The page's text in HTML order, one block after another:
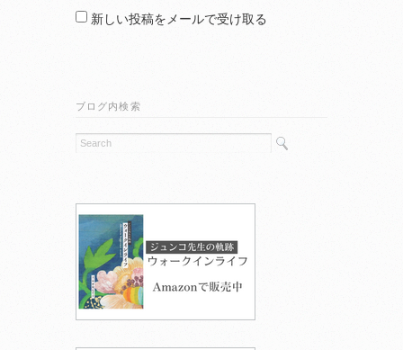
新しい投稿をメールで受け取る
ブログ内検索